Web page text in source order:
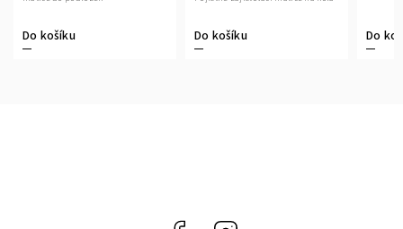
Do košíku Do košíku Do